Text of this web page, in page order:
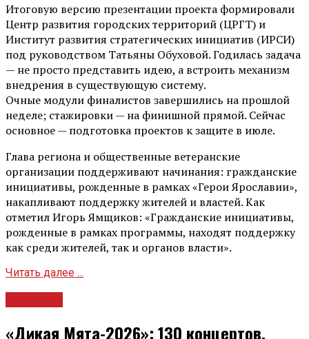
Итоговую версию презентации проекта формировали
Центр развития городских территорий (ЦРГТ) и
Институт развития стратегических инициатив (ИРСИ)
под руководством Татьяны Обуховой. Годилась задача
— не просто представить идею, а встроить механизм
внедрения в существующую систему.
Очные модули финалистов завершились на прошлой
неделе; стажировки — на финишной прямой. Сейчас
основное — подготовка проектов к защите в июле.
Глава региона и общественные ветеранские
организации поддерживают начинания: гражданские
инициативы, рожденные в рамках «Герои Ярославии»,
накапливают поддержку жителей и властей. Как
отметил Игорь Ямщиков: «Гражданские инициативы,
рожденные в рамках программы, находят поддержку
как среди жителей, так и органов власти».
Читать далее ...
«Дикая Мята-2026»: 130 концертов,